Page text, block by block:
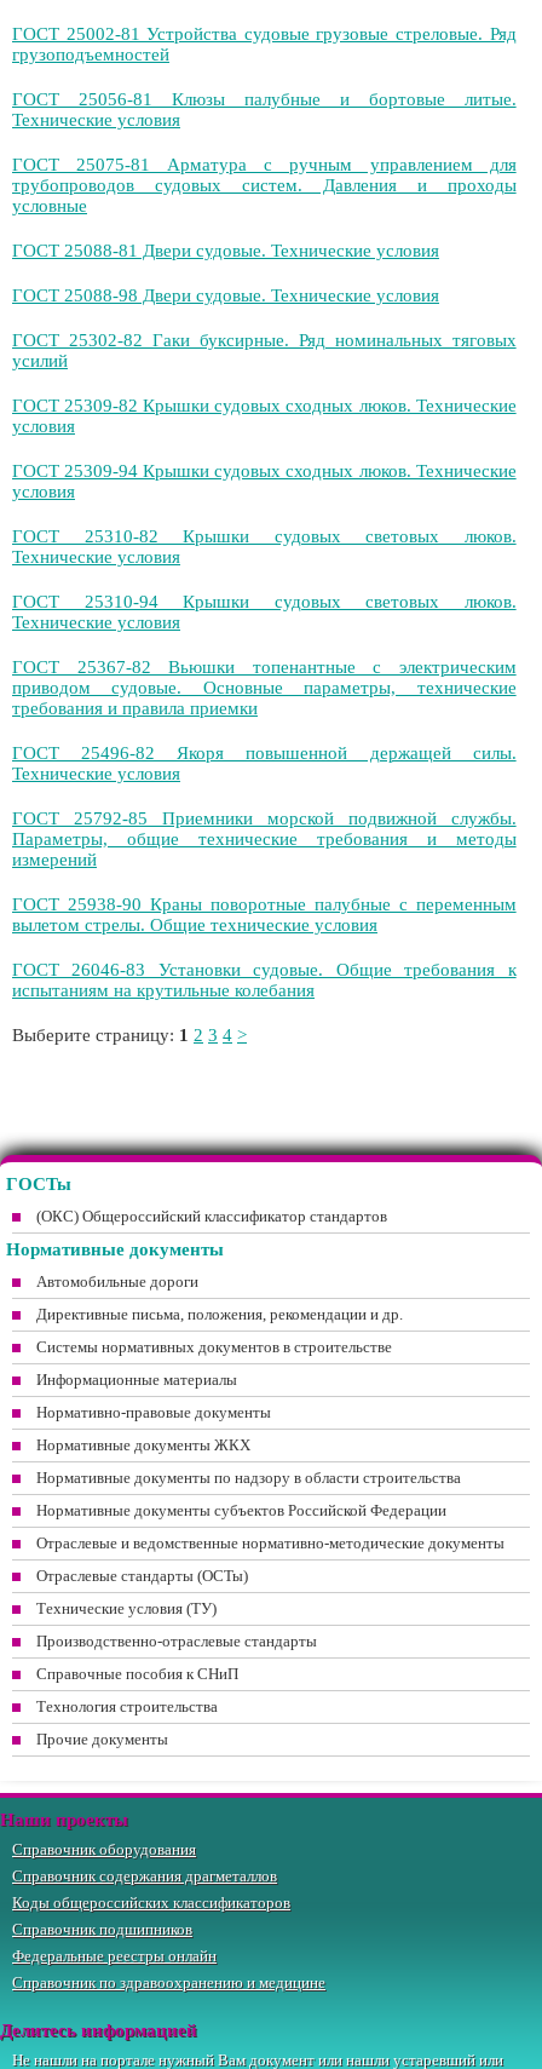
ГОСТ 25002-81 Устройства судовые грузовые стреловые. Ряд
грузоподъемностей
ГОСТ 25056-81 Клюзы палубные и бортовые литые.
Технические условия
ГОСТ 25075-81 Арматура с ручным управлением для
трубопроводов судовых систем. Давления и проходы
условные
ГОСТ 25088-81 Двери судовые. Технические условия
ГОСТ 25088-98 Двери судовые. Технические условия
ГОСТ 25302-82 Гаки буксирные. Ряд номинальных тяговых
усилий
ГОСТ 25309-82 Крышки судовых сходных люков. Технические
условия
ГОСТ 25309-94 Крышки судовых сходных люков. Технические
условия
ГОСТ 25310-82 Крышки судовых световых люков.
Технические условия
ГОСТ 25310-94 Крышки судовых световых люков.
Технические условия
ГОСТ 25367-82 Вьюшки топенантные с электрическим
приводом судовые. Основные параметры, технические
требования и правила приемки
ГОСТ 25496-82 Якоря повышенной держащей силы.
Технические условия
ГОСТ 25792-85 Приемники морской подвижной службы.
Параметры, общие технические требования и методы
измерений
ГОСТ 25938-90 Краны поворотные палубные с переменным
вылетом стрелы. Общие технические условия
ГОСТ 26046-83 Установки судовые. Общие требования к
испытаниям на крутильные колебания
Выберите страницу: 1 2 3 4 >
ГОСТы
(ОКС) Общероссийский классификатор стандартов
Нормативные документы
Автомобильные дороги
Директивные письма, положения, рекомендации и др.
Системы нормативных документов в строительстве
Информационные материалы
Нормативно-правовые документы
Нормативные документы ЖКХ
Нормативные документы по надзору в области строительства
Нормативные документы субъектов Российской Федерации
Отраслевые и ведомственные нормативно-методические документы
Отраслевые стандарты (ОСТы)
Технические условия (ТУ)
Производственно-отраслевые стандарты
Справочные пособия к СНиП
Технология строительства
Прочие документы
Наши проекты
Справочник оборудования
Справочник содержания драгметаллов
Коды общероссийских классификаторов
Справочник подшипников
Федеральные реестры онлайн
Справочник по здравоохранению и медицине
Делитесь информацией
Не нашли на портале нужный Вам документ или нашли устаревший или